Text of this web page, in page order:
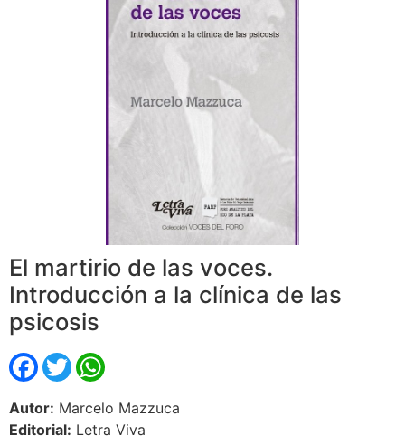
El martirio de las voces.
Introducción a la clínica de las
psicosis
Facebook
Twitter
Autor: Marcelo Mazzuca
Editorial: Letra Viva